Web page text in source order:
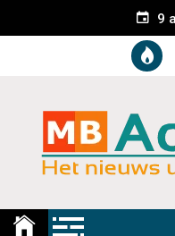
e
9